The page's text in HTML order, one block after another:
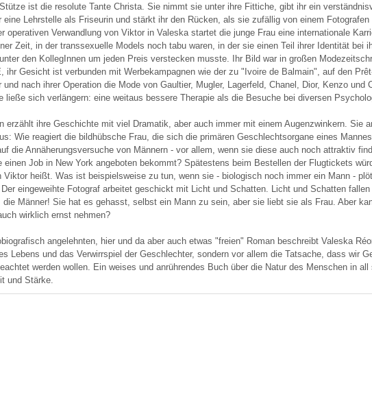
ist die resolute Tante Christa. Sie nimmt sie unter ihre Fittiche, gibt ihr ein
eine Lehrstelle als Friseurin und stärkt ihr den Rücken, als sie zufällig von einem Fotografen
operativen Verwandlung von Viktor in Valeska startet die junge Frau eine internationale
Zeit, in der transsexuelle Models noch tabu waren, in der sie einen Teil ihrer Identität bei
den KollegInnen um jeden Preis verstecken musste. Ihr Bild war in großen
ihr Gesicht ist verbunden mit Werbekampagnen wie der zu "Ivoire de Balmain", auf den
und nach ihrer Operation die Mode von Gaultier, Mugler, Lagerfeld, Chanel, Dior, Kenzo und
ließe sich verlängern: eine weitaus bessere Therapie als die Besuche bei diversen
erzählt ihre Geschichte mit viel Dramatik, aber auch immer mit einem Augenzwinkern. Sie
Wie reagiert die bildhübsche Frau, die sich die primären Geschlechtsorgane eines
die Annäherungsversuche von Männern - vor allem, wenn sie diese auch noch attraktiv
einen Job in New York angeboten bekommt? Spätestens beim Bestellen der Flugtickets
Viktor heißt. Was ist beispielsweise zu tun, wenn sie - biologisch noch immer ein Mann -
eingeweihte Fotograf arbeitet geschickt mit Licht und Schatten. Licht und Schatten
die Männer! Sie hat es gehasst, selbst ein Mann zu sein, aber sie liebt sie als Frau. Aber
wirklich ernst nehmen?
angelehnten, hier und da aber auch etwas "freien" Roman beschreibt Valeska
Lebens und das Verwirrspiel der Geschlechter, sondern vor allem die Tatsache, dass wir
werden wollen. Ein weises und anrührendes Buch über die Natur des Menschen in all
und Stärke.